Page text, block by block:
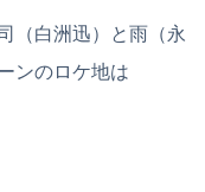
（白洲迅）と雨（永
ンのロケ地は